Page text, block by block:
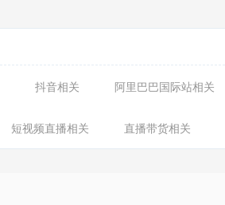
抖音相关 阿里巴巴国际站相关
短视频直播相关 直播带货相关